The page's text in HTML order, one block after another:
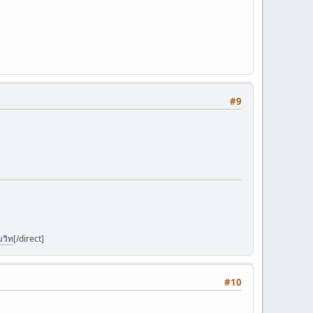
#9
วิท[/direct]
#10